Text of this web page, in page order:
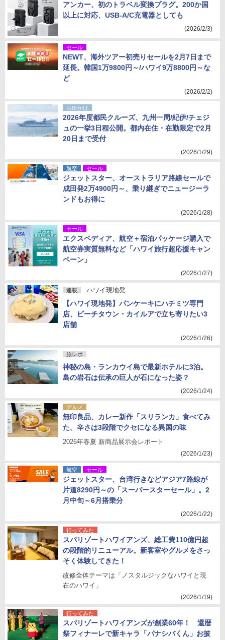
アンカー、初のトラベル変換プラグ。200か国
以上に対応、USB-A/C充電器としても
(2026/2/3)
セール
NEWT、海外ツアー初売りセールを2月7日まで
延長。韓国1万9800円～/ハワイ9万8800円～な
ど
(2026/2/2)
お出かけ
2026年度都民クルーズ、九州一周/紀伊/チェジ
ュの一挙3日程公開。都内在住・在勤限定で2月
20日まで受付
(2026/1/29)
航空 セール
ジェットスター、オーストラリア路線セールで
成田発2万4900円～、乗り継ぎでニュージーラ
ンドもお得に
(2026/1/28)
セール
エクスペディア、航空＋宿泊パッケージ購入で
航空券実質無料など「ハワイ旅行超応援キャン
ペーン」
(2026/1/27)
連載 ハワイ現地発
【ハワイ現地発】パンケーキにハチミツ専門
店、ビーチタウン・カイルアで立ち寄りたい3
店舗
(2026/1/26)
旅レポ
神秘の島・ランカウイ島で最新ホテルに3泊。
島の岩石は伝承の巨人が石になった姿？
(2026/1/24)
グルメ
無印良品、カレー新作「スリランカ」食べてみ
た。辛さは3段階でクセになる異国の味
2026年春夏 新商品展示会レポート
(2026/1/23)
航空 セール
ジェットスター、台湾行きなどアジア7路線が
片道8290円～の「スーパースターセール」。2
月中旬～6月搭乗分
(2026/1/22)
行ってみた
スパリゾートハワイアンズ、総工費110億円超
の段階的リニューアル。新客室やグルメをさっ
そく体験してきた！
改修全体テーマは「ノスタルジックなハワイと現
在のハワイ」
(2026/1/19)
行ってみた
スパリゾートハワイアンズが創業60年！ 還暦
祭フィナーレで新キャラ「パナシバくん」お披